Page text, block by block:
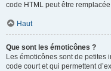
code HTML peut être
Haut
Que sont les émoticônes ?
Les émoticônes sont de petites
code court et qui permettent